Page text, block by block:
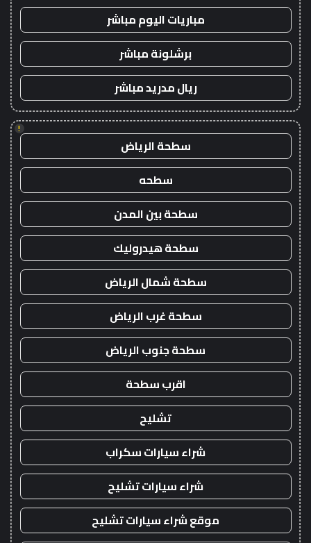
مباريات اليوم مباشر
برشلونة مباشر
ريال مدريد مباشر
!
سطحة الرياض
سطحه
سطحة بين المدن
سطحة هيدروليك
سطحة شمال الرياض
سطحة غرب الرياض
سطحة جنوب الرياض
اقرب سطحة
تشليح
شراء سيارات سكراب
شراء سيارات تشليح
موقع شراء سيارات تشليح